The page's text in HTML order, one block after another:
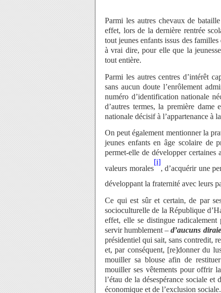
Parmi les autres chevaux de
effet, lors de la dernière rentrée
tout jeunes enfants issus des
à vrai dire, pour elle que la
tout entière.
Parmi les autres centres d’intérêt
sans aucun doute l’enrôlement
numéro d’identification nationale
d’autres termes, la première dame
nationale décisif à l’appartenance à
On peut également mentionner la
jeunes enfants en âge scolaire de
permet-elle de développer certaines
valeurs morales
[i]
, d’acquérir une
développant la fraternité avec leurs
Ce qui est sûr et certain, de par
socioculturelle de la République
effet, elle se distingue
servir humblement –d’aucuns
présidentiel qui sait, sans contredit,
et, par conséquent, [re]donner du
mouiller sa blouse afin de
mouiller ses vêtements pour offrir
l’étau de la désespérance sociale
économique et de l’exclusion sociale.